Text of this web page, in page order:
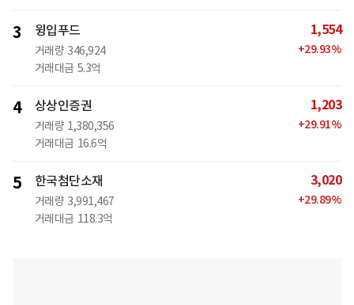
3 윙입푸드
거래량 346,924
거래대금 5.3억
1,554
+29.93%
4 상상인증권
거래량 1,380,356
거래대금 16.6억
1,203
+29.91%
5 한국첨단소재
거래량 3,991,467
거래대금 118.3억
3,020
+29.89%